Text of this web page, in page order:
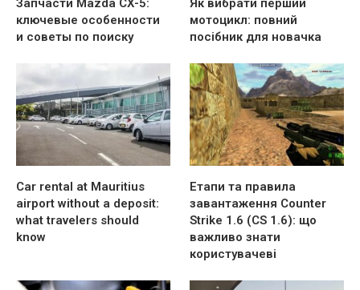
Запчасти Mazda CX-5:
ключевые особенности
и советы по поиску
Як вибрати перший
мотоцикл: повний
посібник для новачка
Car rental at Mauritius
airport without a deposit:
what travelers should
know
Етапи та правила
завантаження Counter
Strike 1.6 (CS 1.6): що
важливо знати
користувачеві